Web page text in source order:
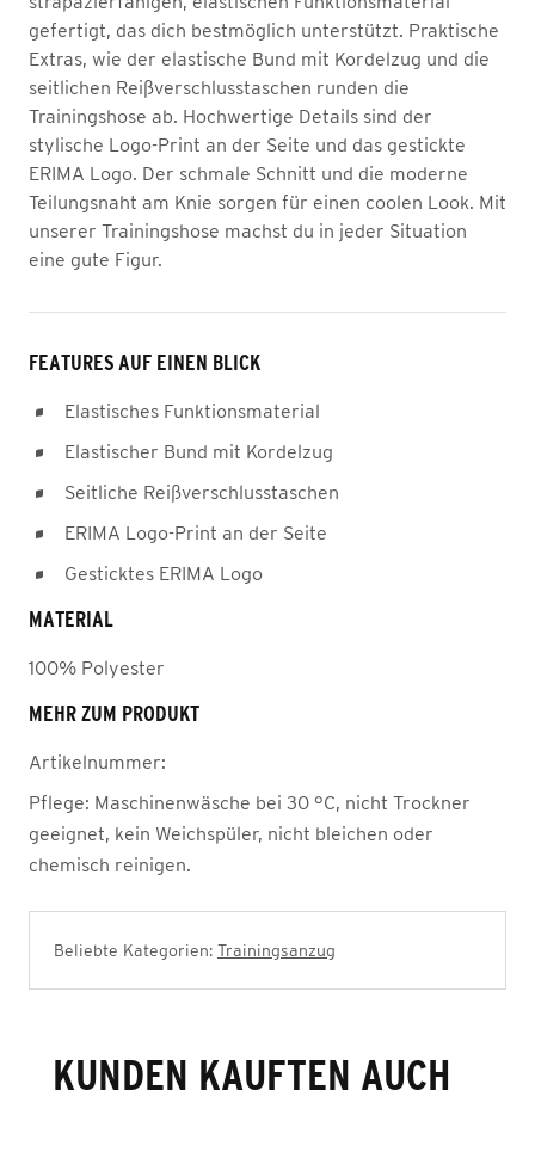
gefertigt, das dich bestmöglich unterstützt. Praktische
Extras, wie der elastische Bund mit Kordelzug und die
seitlichen Reißverschlusstaschen runden die
Trainingshose ab. Hochwertige Details sind der
stylische Logo-Print an der Seite und das gestickte
ERIMA Logo. Der schmale Schnitt und die moderne
Teilungsnaht am Knie sorgen für einen coolen Look. Mit
unserer Trainingshose machst du in jeder Situation
eine gute Figur.
FEATURES AUF EINEN BLICK
Elastisches Funktionsmaterial
Elastischer Bund mit Kordelzug
Seitliche Reißverschlusstaschen
ERIMA Logo-Print an der Seite
Gesticktes ERIMA Logo
MATERIAL
100% Polyester
MEHR ZUM PRODUKT
Artikelnummer:
Pflege: Maschinenwäsche bei 30 °C, nicht Trockner
geeignet, kein Weichspüler, nicht bleichen oder
chemisch reinigen.
Beliebte Kategorien: Trainingsanzug
KUNDEN KAUFTEN AUCH